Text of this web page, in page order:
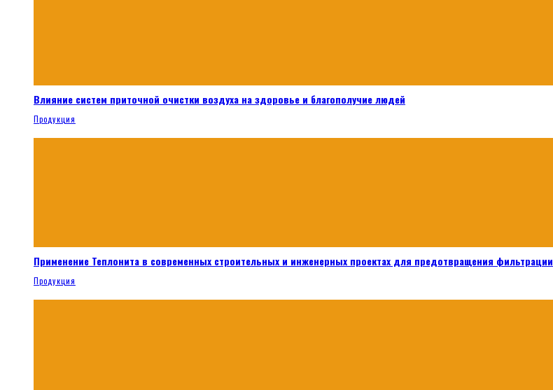
Влияние систем приточной очистки воздуха на здоровье и благополучие людей
Продукция
Применение Теплонита в современных строительных и инженерных проектах для предотвращения фильтрации
Продукция